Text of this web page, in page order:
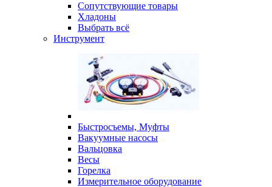
Сопутствующие товары
Хладоны
Выбрать всё
Инструмент
Быстросъемы, Муфты
Вакуумные насосы
Вальцовка
Весы
Горелка
Измерительное оборудование